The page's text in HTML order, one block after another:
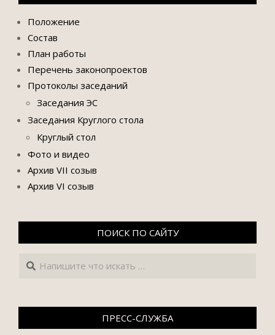
Положение
Состав
План работы
Перечень законопроектов
Протоколы заседаний
Заседания ЭС
Заседания Круглого стола
Круглый стол
Фото и видео
Архив VII созыв
Архив VI созыв
ПОИСК ПО САЙТУ
Поиск
ПРЕСС-СЛУЖБА